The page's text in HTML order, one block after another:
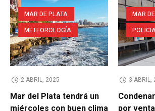
MAR DE PLATA
METEOROLOGÍA
2 ABRIL, 2025
Mar del Plata tendrá un
miércoles con buen clima
MAR
3 ABRIL,
por